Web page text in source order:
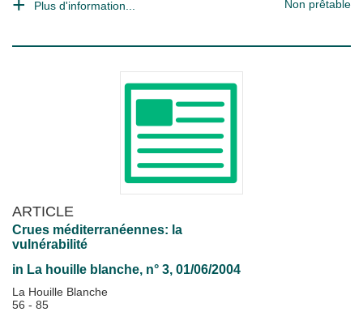
Plus d'information... Non prêtable
ARTICLE
Crues méditerranéennes: la
vulnérabilité
in La houille blanche, n° 3, 01/06/2004
La Houille Blanche
56 - 85